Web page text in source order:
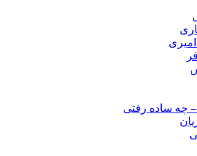
چه ساده رفتی